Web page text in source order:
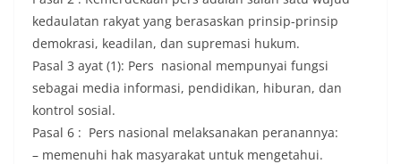
kedaulatan rakyat yang berasaskan prinsip-prinsip
demokrasi, keadilan, dan supremasi hukum.
Pasal 3 ayat (1): Pers nasional mempunyai fungsi
sebagai media informasi, pendidikan, hiburan, dan
kontrol sosial.
Pasal 6 : Pers nasional melaksanakan peranannya:
– memenuhi hak masyarakat untuk mengetahui.